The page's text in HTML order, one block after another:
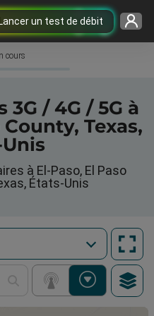
un test de débit
cours
/ 4G / 5G à
Texas,
à El-Paso, El Paso
États-Unis